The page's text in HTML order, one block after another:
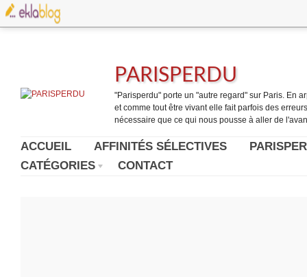
PARISPERDU
"Parisperdu" porte un "autre regard" sur Paris. En
et comme tout être vivant elle fait parfois des
nécessaire que ce qui nous pousse à aller de
ACCUEIL AFFINITÉS SÉLECTIVES
CATÉGORIES
CONTACT